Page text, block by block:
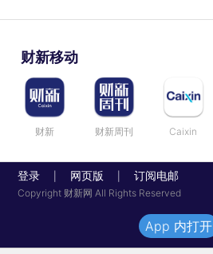
财新移动
财新 财新周刊 Caixin
登录 网页版 订阅电邮
Copyright 财新网 All Rights Reserved
App 内打开